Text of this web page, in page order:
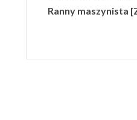
Ranny maszynista